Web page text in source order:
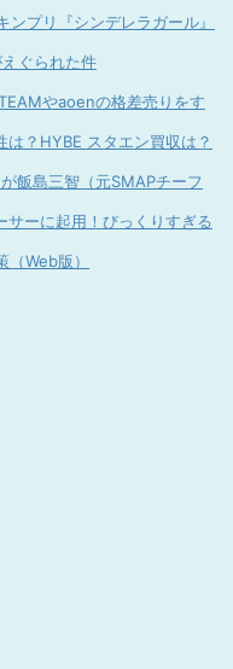
ンプリ『シンデレラガール』
ぐられた件
やaoenの格差売りをす
？HYBE スタエン買収は？
飯島三智（元SMAPチーフ
サーに起用！びっくりすぎる
Web版）